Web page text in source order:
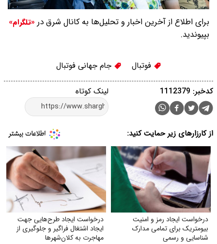
برای اطلاع از آخرین اخبار و تحلیل‌ها به کانال شرق در «تلگرام»
بپیوندید.
فوتبال جام جهانی فوتبال
لینک کوتاه کدخبر: 1112379
از کارزارهای زیر حمایت کنید:
درخواست ایجاد رمز و امنیت
بیومتریک برای تمامی مدارک
شناسایی و رسمی
درخواست ایجاد طرح‌هایی جهت
ایجاد اشتغال فراگیر و جلوگیری از
مهاجرت به کلان‌شهرها